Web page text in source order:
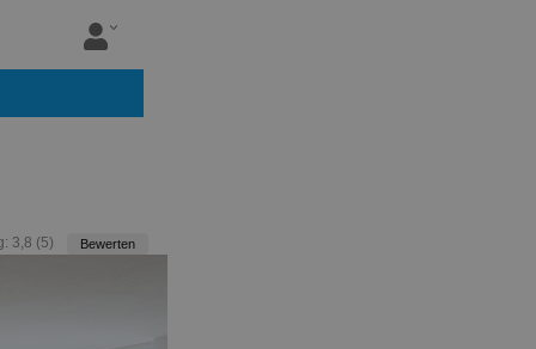
3,8 (5) Bewerten